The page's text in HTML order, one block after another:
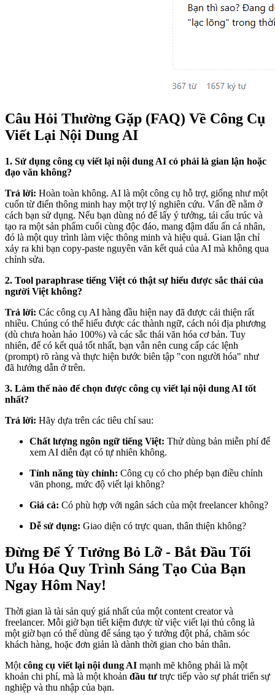
Câu Hỏi Thường Gặp (FAQ) Về Công Cụ
Viết Lại Nội Dung AI
1. Sử dụng công cụ viết lại nội dung AI có phải là gian lận hoặc
đạo văn không?
Trả lời: Hoàn toàn không. AI là một công cụ hỗ trợ, giống như một
cuốn từ điển thông minh hay một trợ lý nghiên cứu. Vấn đề nằm ở
cách bạn sử dụng. Nếu bạn dùng nó để lấy ý tưởng, tái cấu trúc và
tạo ra một sản phẩm cuối cùng độc đáo, mang đậm dấu ấn cá nhân,
đó là một quy trình làm việc thông minh và hiệu quả. Gian lận chỉ
xảy ra khi bạn copy-paste nguyên văn kết quả của AI mà không qua
chỉnh sửa.
2. Tool paraphrase tiếng Việt có thật sự hiểu được sắc thái của
người Việt không?
Trả lời: Các công cụ AI hàng đầu hiện nay đã được cải thiện rất
nhiều. Chúng có thể hiểu được các thành ngữ, cách nói địa phương
(dù chưa hoàn hảo 100%) và các sắc thái văn hóa cơ bản. Tuy
nhiên, để có kết quả tốt nhất, bạn vẫn nên cung cấp các lệnh
(prompt) rõ ràng và thực hiện bước biên tập "con người hóa" như
đã hướng dẫn ở trên.
3. Làm thế nào để chọn được công cụ viết lại nội dung AI tốt
nhất?
Trả lời: Hãy dựa trên các tiêu chí sau:
Chất lượng ngôn ngữ tiếng Việt: Thử dùng bản miễn phí để
xem AI diễn đạt có tự nhiên không.
Tính năng tùy chỉnh: Công cụ có cho phép bạn điều chỉnh
văn phong, mức độ viết lại không?
Giá cả: Có phù hợp với ngân sách của một freelancer không?
Dễ sử dụng: Giao diện có trực quan, thân thiện không?
Đừng Để Ý Tưởng Bỏ Lỡ - Bắt Đầu Tối
Ưu Hóa Quy Trình Sáng Tạo Của Bạn
Ngay Hôm Nay!
Thời gian là tài sản quý giá nhất của một content creator và
freelancer. Mỗi giờ bạn tiết kiệm được từ việc viết lại thủ công là
một giờ bạn có thể dùng để sáng tạo ý tưởng đột phá, chăm sóc
khách hàng, hoặc đơn giản là dành thời gian cho bản thân.
Một công cụ viết lại nội dung AI mạnh mẽ không phải là một
khoản chi phí, mà là một khoản đầu tư trực tiếp vào sự phát triển sự
nghiệp và thu nhập của bạn.